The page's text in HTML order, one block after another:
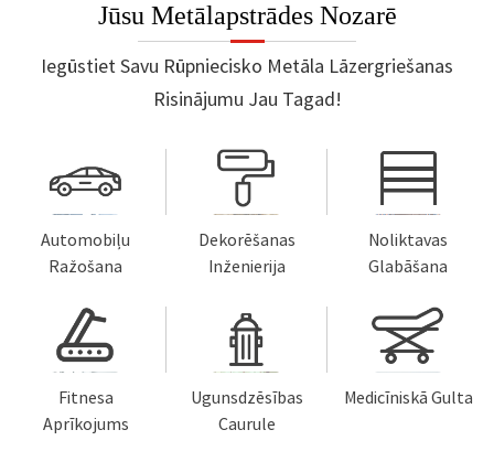
Jūsu Metālapstrādes Nozarē
Iegūstiet Savu Rūpniecisko Metāla Lāzergriešanas
Risinājumu Jau Tagad!
Automobiļu
Ražošana
Dekorēšanas
Inženierija
Noliktavas
Glabāšana
Fitnesa
Aprīkojums
Ugunsdzēsības
Caurule
Medicīniskā Gulta